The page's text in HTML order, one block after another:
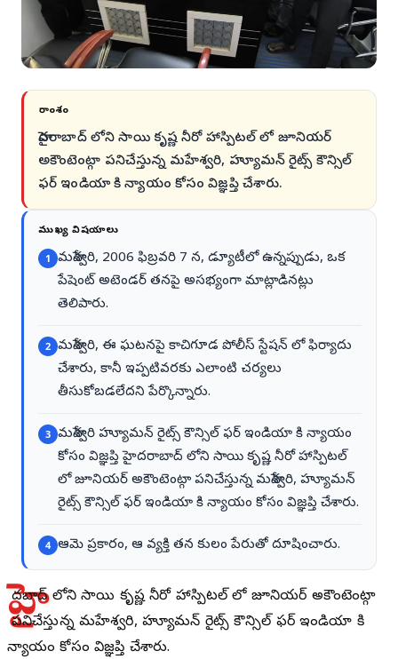
సారాంశం
హైదరాబాద్ లోని సాయి కృష్ణ నీరో హాస్పిటల్ లో జూనియర్
అకౌంటెంట్గా పనిచేస్తున్న మహేశ్వరి, హ్యూమన్ రైట్స్ కౌన్సిల్
ఫర్ ఇండియా కి న్యాయం కోసం విజ్ఞప్తి చేశారు.
ముఖ్య విషయాలు
1 మహేశ్వరి, 2006 ఫిబ్రవరి 7 న, డ్యూటీలో ఉన్నప్పుడు, ఒక
పేషెంట్ అటెండర్ తనపై అసభ్యంగా మాట్లాడినట్లు
తెలిపారు.
2 మహేశ్వరి, ఈ ఘటనపై కాచిగూడ పోలీస్ స్టేషన్ లో ఫిర్యాదు
చేశారు, కానీ ఇప్పటివరకు ఎలాంటి చర్యలు
తీసుకోబడలేదని పేర్కొన్నారు.
3 మహేశ్వరి హ్యూమన్ రైట్స్ కౌన్సిల్ ఫర్ ఇండియా కి న్యాయం
కోసం విజ్ఞప్తి హైదరాబాద్ లోని సాయి కృష్ణ నీరో హాస్పిటల్
లో జూనియర్ అకౌంటెంట్గా పనిచేస్తున్న మహేశ్వరి, హ్యూమన్
రైట్స్ కౌన్సిల్ ఫర్ ఇండియా కి న్యాయం కోసం విజ్ఞప్తి చేశారు.
4 ఆమె ప్రకారం, ఆ వ్యక్తి తన కులం పేరుతో దూషించారు.
హై దరాబాద్ లోని సాయి కృష్ణ నీరో హాస్పిటల్ లో జూనియర్ అకౌంటెంట్గా
పనిచేస్తున్న మహేశ్వరి, హ్యూమన్ రైట్స్ కౌన్సిల్ ఫర్ ఇండియా కి
న్యాయం కోసం విజ్ఞప్తి చేశారు.